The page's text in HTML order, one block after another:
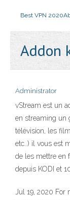
Best VPN 2020
Addon
Administrator
vStream est un
en streaming un
télévision, les
etc..) il vous est
de les mettre en
depuis KODI et
Jul 19, 2020